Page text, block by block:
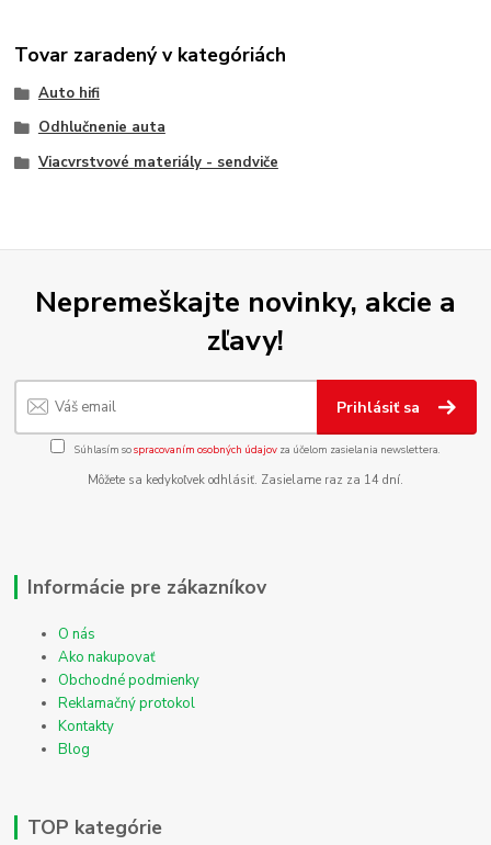
Tovar zaradený v kategóriách
Auto hifi
Odhlučnenie auta
Viacvrstvové materiály - sendviče
Nepremeškajte novinky, akcie a
zľavy!
Prihlásiť sa
Súhlasím sospracovaním osobných údajov za účelom zasielania newslettera.
Môžete sa kedykoľvek odhlásiť. Zasielame raz za 14 dní.
Informácie pre zákazníkov
O nás
Ako nakupovať
Obchodné podmienky
Reklamačný protokol
Kontakty
Blog
TOP kategórie